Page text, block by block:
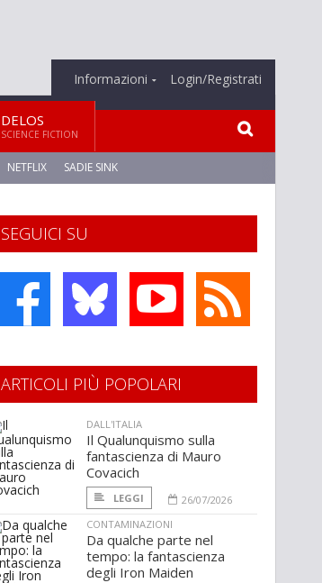
Informazioni Login/Registrati
DELOS
SCIENCE FICTION
NETFLIX SADIE SINK
SEGUICI SU
ARTICOLI PIÙ POPOLARI
DALL'ITALIA
Il Qualunquismo sulla
fantascienza di Mauro
Covacich
LEGGI
26/07/2026
CONTAMINAZIONI
Da qualche parte nel
tempo: la fantascienza
degli Iron Maiden